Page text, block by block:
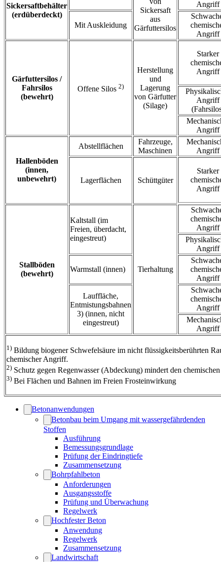
Sickersaftbehälter
(erdüberdeckt)
Sickersaft
aus
Gärfuttersilos
Angriff
Mit Auskleidung
Angriff
Gärfuttersilos /
Fahrsilos
(bewehrt)
Offene Silos 2)
Herstellung
und
Lagerung
von Gärfutter
(Silage)
Starker
Angriff
Angriff
Angriff
Hallenböden
(innen,
unbewehrt)
Abstellflächen
Fahrzeuge,
Maschinen
Angriff
Lagerflächen Schüttgüter
Starker
Angriff
Stallböden
(bewehrt)
Kaltstall (im
Freien, überdacht,
eingestreut)
Tierhaltung
Angriff
Angriff
Warmstall (innen)
Angriff
Lauffläche,
Entmistungsbahnen
3) (innen, nicht
eingestreut)
Angriff
Angriff
1) Bildung biogener Schwefelsäure im nicht flüssigkeitsberührten
chemischer Angriff.
2) Schutz gegen Regenwasser (Abdeckung) mindert den
3) Bei Flächen und Bahnen im Freien Frosteinwirkung
Betonanwendungen
Betonbau beim Umgang mit wassergefährdenden
Stoffen
Ausführung
Bemessungsgrundlage
Prüfung der Eindringtiefe
Zusammensetzung
Bohrpfahlbeton
Anforderungen
Ausgangsstoffe
Prüfung und Überwachung
Regelwerk
Hochfester Beton
Anwendung
Regelwerk
Zusammensetzung
Landwirtschaft